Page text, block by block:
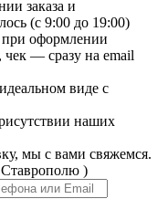
заказа и
(с 9:00 до 19:00)
при оформлении
чек — сразу на email
виде с
наших
мы с вами свяжемся.
Ставрополю )